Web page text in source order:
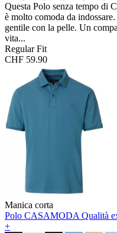
Questa Polo senza tempo di
è molto comoda da
gentile con la pelle. Un
vita...
Regular Fit
CHF 59.90
Manica corta
Polo CASAMODA Qualità
+